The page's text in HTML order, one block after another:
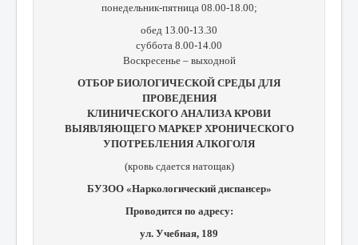
понедельник-пятница 08.00-18.00;
обед 13.00-13.30
суббота 8.00-14.00
Воскресенье – выходной
ОТБОР БИОЛОГИЧЕСКОЙ СРЕДЫ ДЛЯ
ПРОВЕДЕНИЯ
КЛИНИЧЕСКОГО АНАЛИЗА КРОВИ
ВЫЯВЛЯЮЩЕГО МАРКЕР ХРОНИЧЕСКОГО
УПОТРЕБЛЕНИЯ АЛКОГОЛЯ
(кровь сдается натощак)
БУЗОО «Наркологический диспансер»
Проводится по адресу:
ул. Учебная, 189